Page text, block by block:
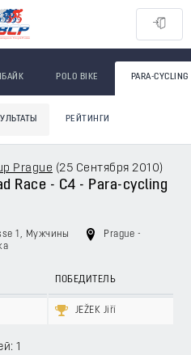
POLO BIKE PARA-CYCLING
РЕЙТИНГИ
Prague (25 Сентября 2010)
Race - C4 - Para-cycling
1 , Мужчины
Prague -
ПОБЕДИТЕЛЬ
JEŽEK Jiří
1